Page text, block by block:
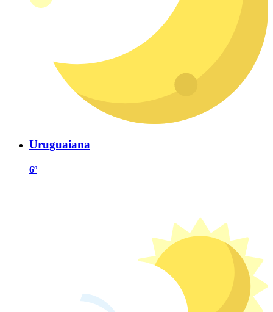
Uruguaiana
6º